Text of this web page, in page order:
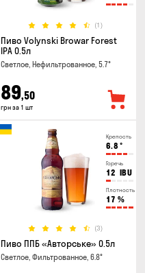
(1)
Пиво Volynski Browar Forest
IPA 0.5л
Светлое, Нефильтрованное, 5.7°
89,50
грн за 1 шт
Крепость
6.8 °
Горечь
12 IBU
Плотность
17 %
(3)
Пиво ППБ «Авторське» 0.5л
Светлое, Фильтрованное, 6.8°